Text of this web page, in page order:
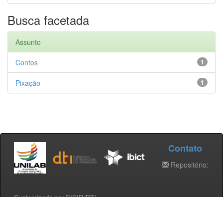
Busca facetada
Assunto
1
Contos
1
Pixação
Contato
Repositório: